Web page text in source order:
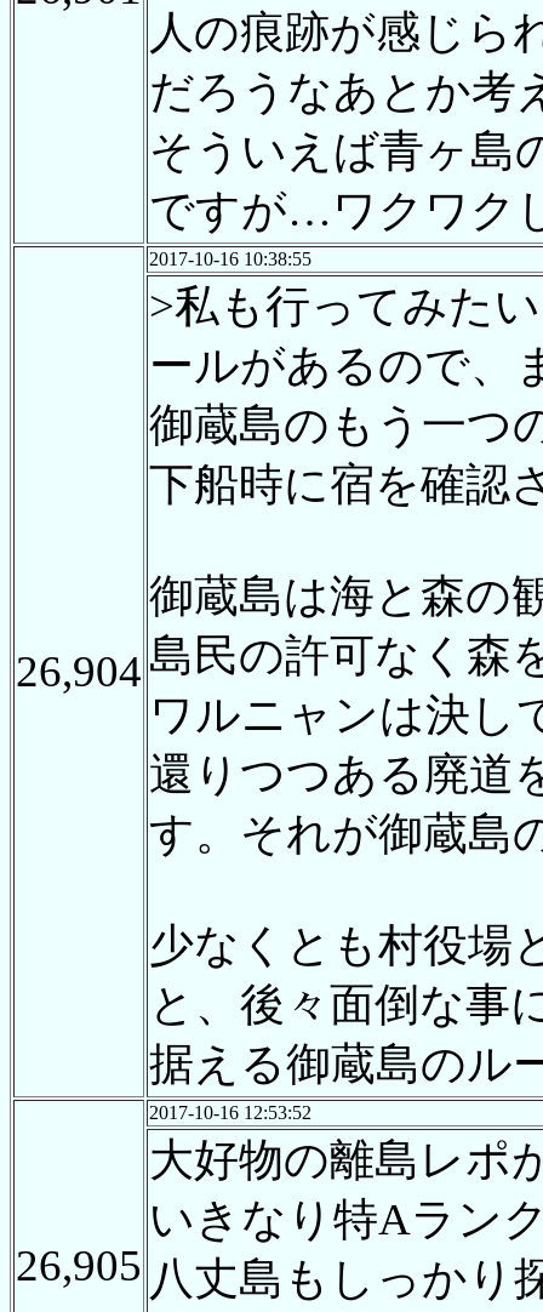
人の痕跡が感じら
だろうなあとか考
そういえば青ヶ島
ですが…ワクワク
26,904
2017-10-16 10:38:55
>私も行ってみた
ールがあるので、
御蔵島のもう一つ
下船時に宿を確認
御蔵島は海と森の
島民の許可なく森
ワルニャンは決し
還りつつある廃道
す。それが御蔵島
少なくとも村役場
と、後々面倒な事
据える御蔵島のル
26,905
2017-10-16 12:53:52
大好物の離島レポ
いきなり特Aラン
八丈島もしっかり